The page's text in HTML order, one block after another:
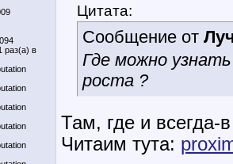
раз(а) в
Цитата:
Сообщение от
Где можно
роста ?
Там, где и всегда-
Читаим тута: